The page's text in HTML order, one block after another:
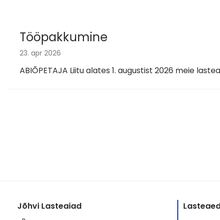
Tööpakkumine
23. apr 2026
ABIÕPETAJA Liitu alates 1. augustist 2026 meie
Jõhvi Lasteaiad